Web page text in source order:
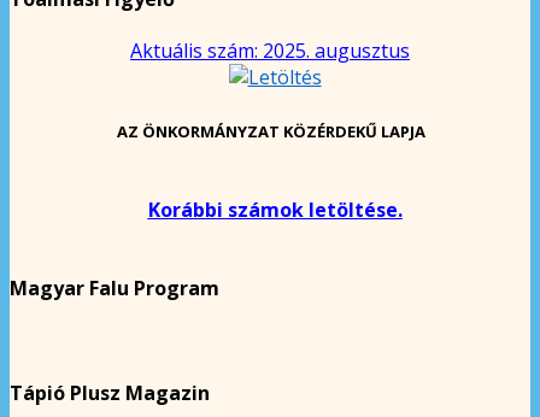
Aktuális szám: 2025. augusztus
AZ ÖNKORMÁNYZAT KÖZÉRDEKŰ LAPJA
Korábbi számok letöltése.
Magyar Falu Program
Tápió Plusz Magazin